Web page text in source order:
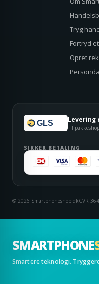
SMARTPHONE
Smartere teknologi.
Tryg
Fortryd
Opret
GLS Levering
Til
SIKKER BETALING
© 2026 Smartphoneshop.dkCVR